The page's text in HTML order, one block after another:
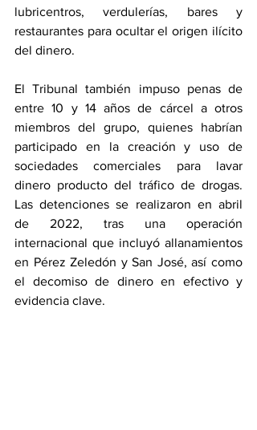
lubricentros, verdulerías, bares y
restaurantes para ocultar el origen ilícito
del dinero.
El Tribunal también impuso penas de
entre 10 y 14 años de cárcel a otros
miembros del grupo, quienes habrían
participado en la creación y uso de
sociedades comerciales para lavar
dinero producto del tráfico de drogas.
Las detenciones se realizaron en abril
de 2022, tras una operación
internacional que incluyó allanamientos
en Pérez Zeledón y San José, así como
el decomiso de dinero en efectivo y
evidencia clave.